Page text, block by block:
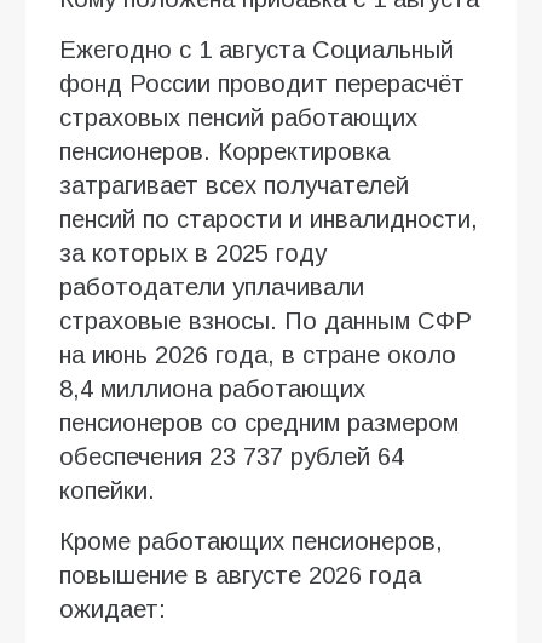
Ежегодно с 1 августа Социальный
фонд России проводит перерасчёт
страховых пенсий работающих
пенсионеров. Корректировка
затрагивает всех получателей
пенсий по старости и инвалидности,
за которых в 2025 году
работодатели уплачивали
страховые взносы. По данным СФР
на июнь 2026 года, в стране около
8,4 миллиона работающих
пенсионеров со средним размером
обеспечения 23 737 рублей 64
копейки.
Кроме работающих пенсионеров,
повышение в августе 2026 года
ожидает: